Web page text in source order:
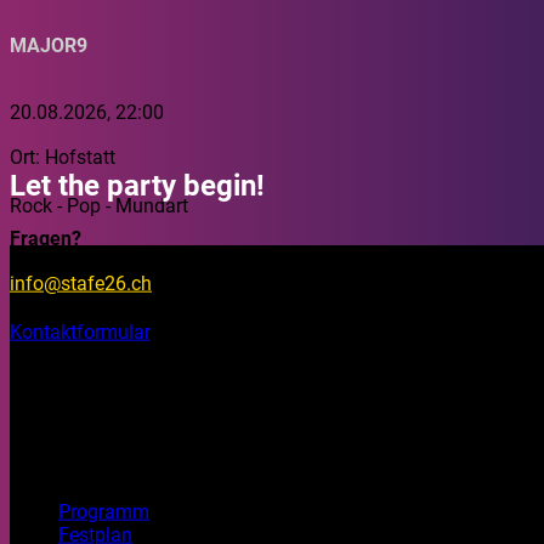
MAJOR9
20.08.2026, 22:00
Ort: Hofstatt
Rock - Pop - Mundart
Let the party begin!
Fragen?
info@stafe26.ch
Kontaktformular
Programm
Festplan